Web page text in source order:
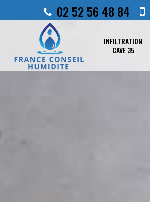
02 52 56 48 84
INFILTRATION
CAVE 35